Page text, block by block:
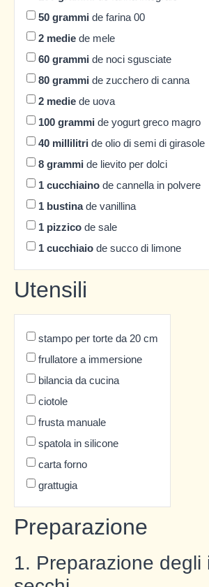
50 grammi de farina 00
2 medie de mele
60 grammi de noci sgusciate
80 grammi de zucchero di canna
2 medie de uova
100 grammi de yogurt greco magro
40 millilitri de olio di semi di girasole
8 grammi de lievito per dolci
1 cucchiaino de cannella in polvere
1 bustinade vanillina
1 pizzico de sale
1 cucchiaio de succo di limone
Utensili
stampo per torte da 20 cm
frullatore a immersione
bilancia da cucina
ciotole
frusta manuale
spatola in silicone
carta forno
grattugia
Preparazione
1. Preparazione degli